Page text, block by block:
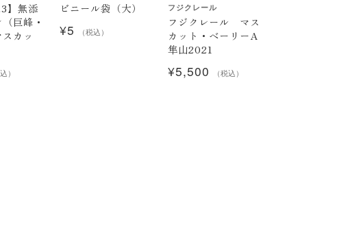
】無添
巨峰・
カッ
）
ビニール袋（大）
¥5 （税込）
フジクレール
フジクレール マス
カット・ベーリーA
隼山2021
¥5,500 （税込）